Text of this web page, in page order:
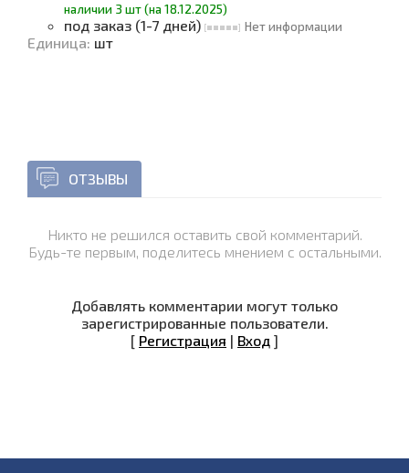
наличии 3 шт (на 18.12.2025)
под заказ (1-7 дней) Нет информации
Единица: шт
ОТЗЫВЫ
Никто не решился оставить свой комментарий.
Будь-те первым, поделитесь мнением с остальными.
Добавлять комментарии могут только
зарегистрированные пользователи.
[ Регистрация | Вход ]